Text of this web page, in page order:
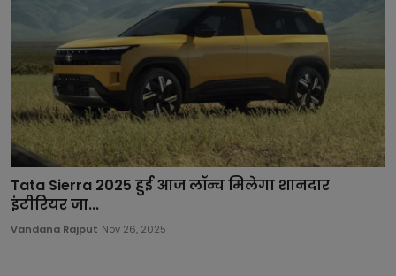
Tata Sierra 2025 हुई आज लॉन्च मिलेगा शानदार
इंटीरियर जा...
Vandana Rajput Nov 26, 2025